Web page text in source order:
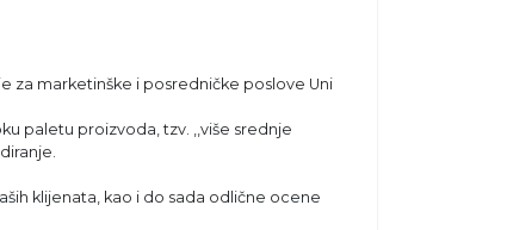
za marketinške i posredničke poslove Uni
paletu proizvoda, tzv. ,,više srednje
klijenata, kao i do sada odlične ocene